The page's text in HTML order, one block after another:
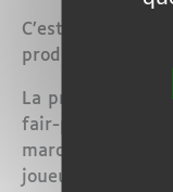
C’est alors que
produites.
La première fut
fair-play
marocains. Ce
joueurs